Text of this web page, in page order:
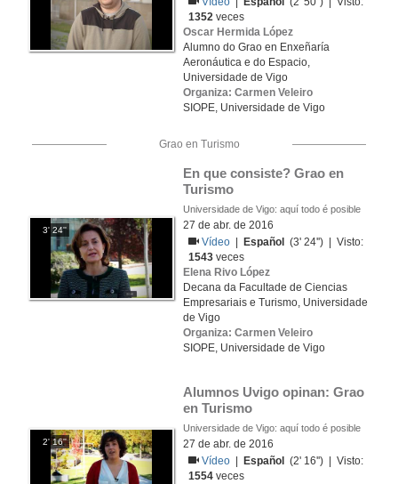
1352 veces
Oscar Hermida López
Alumno do Grao en Enxeñaría
Aeronáutica e do Espacio,
Universidade de Vigo
Organiza: Carmen Veleiro
SIOPE, Universidade de Vigo
Grao en Turismo
3' 24''
En que consiste? Grao en
Turismo
Universidade de Vigo: aquí todo é posible
27 de abr. de 2016
Vídeo
Español
(3' 24'') | Visto:
1543 veces
Elena Rivo López
Decana da Facultade de Ciencias
Empresariais e Turismo, Universidade
de Vigo
Organiza: Carmen Veleiro
SIOPE, Universidade de Vigo
2' 16''
Alumnos Uvigo opinan: Grao
en Turismo
Universidade de Vigo: aquí todo é posible
27 de abr. de 2016
Vídeo
Español
(2' 16'') | Visto:
1554 veces